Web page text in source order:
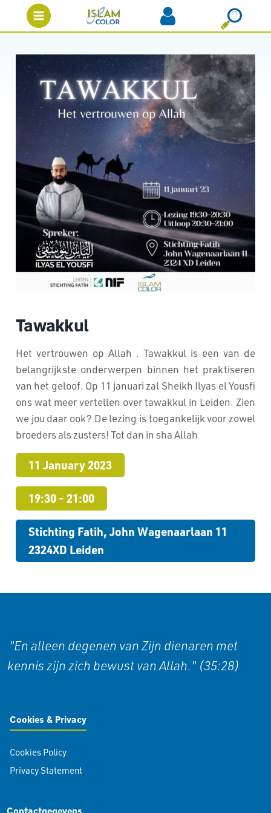
Tawakkul
Het vertrouwen op Allah . Tawakkul is een van de
belangrijkste onderwerpen binnen het praktiseren
van het geloof. Op 11 januari zal Sheikh Ilyas el Yousfi
ons wat meer vertellen over tawakkul in Leiden. Zien
we jou daar ook? De lezing is toegankelijk voor zowel
broeders als zusters! Tot dan in sha Allah
11 January 2023
19:30 - 21:00
Stichting Fatih, John Wagenaarlaan 11
2324XD Leiden
"En alleen degenen van Zijn dienaren met
kennis zijn zich bewust van Allah." (35:28)
Cookies & Privacy
Cookies Policy
Privacy Statement